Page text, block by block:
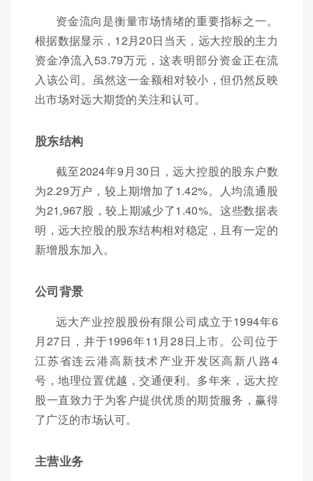
资金流向是衡量市场情绪的重要指标之一。
根据数据显示，12月20日当天，远大控股的主力
资金净流入53.79万元，这表明部分资金正在流
入该公司。虽然这一金额相对较小，但仍然反映
出市场对远大期货的关注和认可。
股东结构
截至2024年9月30日，远大控股的股东户数
为2.29万户，较上期增加了1.42%。人均流通股
为21,967股，较上期减少了1.40%。这些数据表
明，远大控股的股东结构相对稳定，且有一定的
新增股东加入。
公司背景
远大产业控股股份有限公司成立于1994年6
月27日，并于1996年11月28日上市。公司位于
江苏省连云港高新技术产业开发区高新八路4
号，地理位置优越，交通便利。多年来，远大控
股一直致力于为客户提供优质的期货服务，赢得
了广泛的市场认可。
主营业务